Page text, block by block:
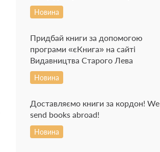
Новина
Придбай книги за допомогою
програми «єКнига» на сайті
Видавництва Старого Лева
Новина
Доставляємо книги за кордон! We
send books abroad!
Новина